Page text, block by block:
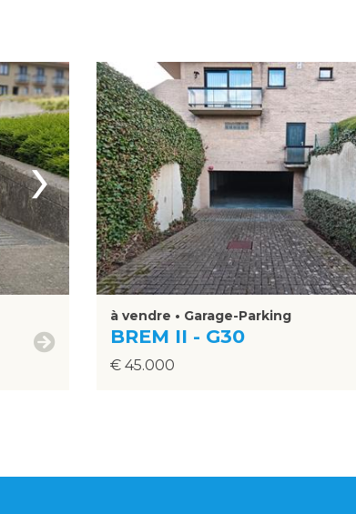
›
à vendre • Garage-Parking
BREM II - G30
€ 45.000